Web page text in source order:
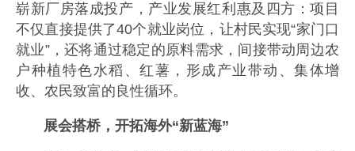
崭新厂房落成投产，产业发展红利惠及四方：项目
不仅直接提供了40个就业岗位，让村民实现“家门口
就业”，还将通过稳定的原料需求，间接带动周边农
户种植特色水稻、红薯，形成产业带动、集体增
收、农民致富的良性循环。
展会搭桥，开拓海外“新蓝海”